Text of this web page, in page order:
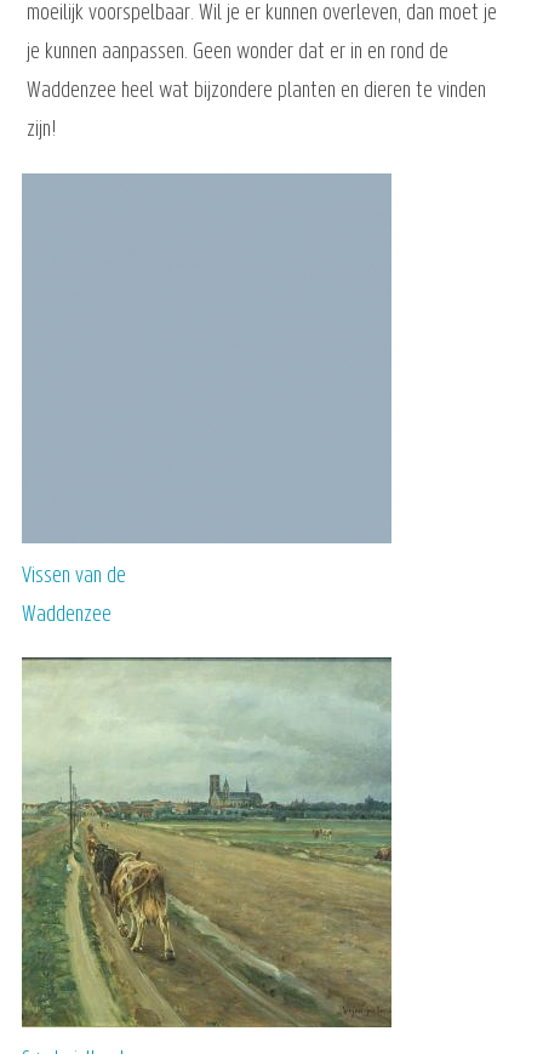
moeilijk voorspelbaar. Wil je er kunnen overleven, dan moet je
je kunnen aanpassen. Geen wonder dat er in en rond de
Waddenzee heel wat bijzondere planten en dieren te vinden
zijn!
Vissen van de
Waddenzee